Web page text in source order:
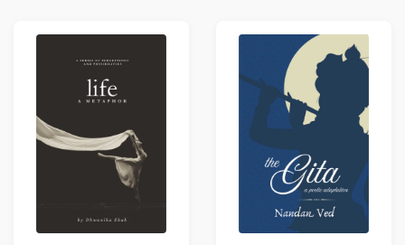
Dhwanika Shah